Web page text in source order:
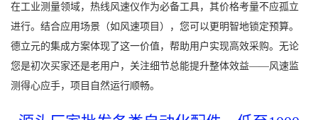
在工业测量领域，热线风速仪作为必备工具，其价格考量不应孤立
进行。结合应用场景（如风速项目），您可以更明智地锁定预算。
德立元的集成方案体现了这一价值，帮助用户实现高效采购。无论
您是初次买家还是老用户，关注细节总能提升整体效益——风速监
测得心应手，项目自然运行顺畅。